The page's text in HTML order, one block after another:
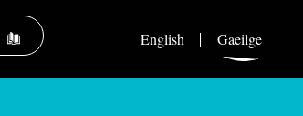
English Gaeilge